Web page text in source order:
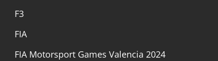
F3
FIA
FIA Motorsport Games Valencia 2024